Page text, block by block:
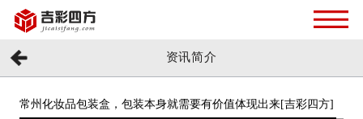
资讯简介
常州化妆品包装盒，包装本身就需要有价值体现出来[吉彩四方]